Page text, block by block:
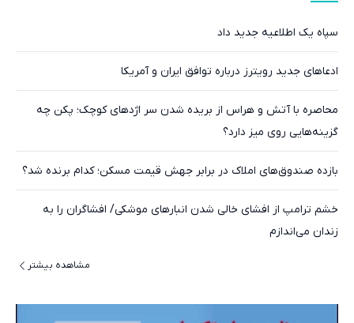
سپاه یک اطلاعیه جدید داد
ادعاهای جدید رویترز درباره توافق ایران و آمریکا
محاصره با آتش و هراس از بریده شدن سر اژدهای کوچک؛ پکن چه
گزینه‌هایی روی میز دارد؟
بازده صندوق‌های املاک در برابر جهش قیمت مسکن؛ کدام برنده شد؟
خشم ترامپ از افشای خالی شدن انبارهای موشکی/ افشاگران را به
زندان می‌اندازم
مشاهده بیشتر